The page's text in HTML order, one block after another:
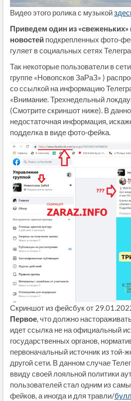
Видео этого ролика с музыкой
Приведем один из
новостей подкрепленных фото-
гуляет в социальных сетях
Так некоторые пользователи в
группе «Новопсков ЗаРаЗ» )
со ссылкой на информацию
«Внимание. Трехнедельный
(Смотрите скриншот ниже). В
недостаточная информация,
подделка в виде фото-фейка.
Скриншот из фейсбук от
Первое, что должно
идет ссылка не на официальный
государственных органов,
первоначальный источник из той-
другой сети. В данном случае
ввиду своей лояльной политики
пользователей стал одним из
фейков, а иногда и для травли/